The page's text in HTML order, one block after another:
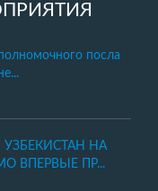
посла
УЗБЕКИСТАН НА
ВПЕРВЫЕ ПР...